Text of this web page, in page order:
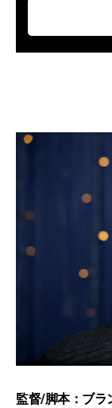
監督/脚本：ブラ